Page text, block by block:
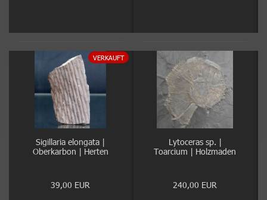
VERKAUFT
Sigillaria elongata |
Oberkarbon | Herten
39,00 EUR
Lytoceras sp. |
Toarcium | Holzmaden
240,00 EUR